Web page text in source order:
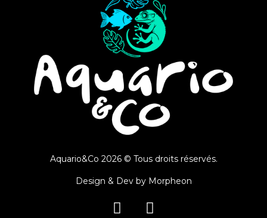
Aquario&Co 2026 © Tous droits réservés.
Design & Dev by Morpheon